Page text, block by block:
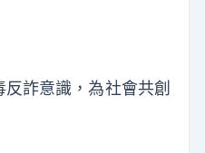
詐意識，為社會共創